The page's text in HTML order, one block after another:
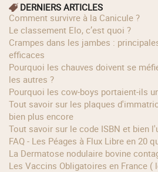
DERNIERS ARTICLES
Comment survivre à la Canicule ?
Le classement Elo, c’est quoi ?
Crampes dans les jambes : principales causes et solutions
efficaces
Pourquoi les chauves doivent se méfier du soleil bien plus que
les autres ?
Pourquoi les cow‑boys portaient‑ils
Tout savoir sur les plaques d'immatriculation françaises et
bien plus encore
Tout savoir sur le code ISBN et bien
FAQ - Les Péages à Flux Libre en 20
La Dermatose nodulaire bovine
Les Vaccins Obligatoires en France (